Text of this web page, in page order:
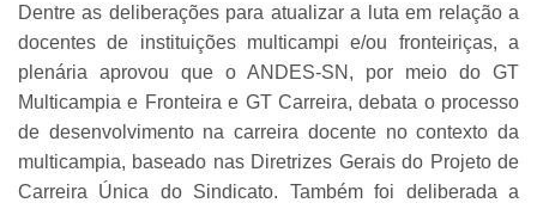
Dentre as deliberações para atualizar a luta em relação a
docentes de instituições multicampi e/ou fronteiriças, a
plenária aprovou que o ANDES-SN, por meio do GT
Multicampia e Fronteira e GT Carreira, debata o processo
de desenvolvimento na carreira docente no contexto da
multicampia, baseado nas Diretrizes Gerais do Projeto de
Carreira Única do Sindicato. Também foi deliberada a